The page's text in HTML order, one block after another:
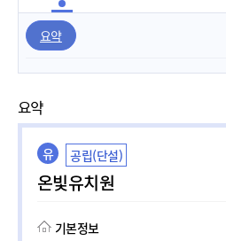
요약
요약
유 공립(단설)
온빛유치원
기본정보